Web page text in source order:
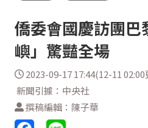
僑委會國慶訪團巴
嶼」驚豔全場
2023-09-17 17:44(12-11 02:00
新聞引據：中央社
撰稿編輯：陳子華